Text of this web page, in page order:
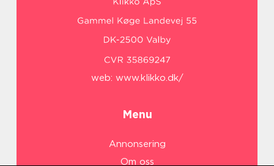
web: www.klikko.dk/
Menu
Annonsering
Om oss